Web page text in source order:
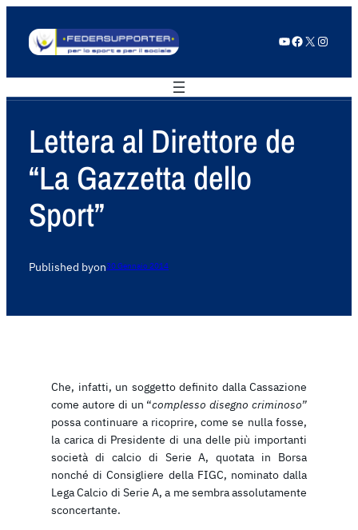
YouTube Facebook X Instagram
Lettera al Direttore de
“La Gazzetta dello
Sport”
Published byon30 Gennaio 2014
Che, infatti, un soggetto definito dalla Cassazione
come autore di un “complesso disegno criminoso”
possa continuare a ricoprire, come se nulla fosse,
la carica di Presidente di una delle più importanti
società di calcio di Serie A, quotata in Borsa
nonché di Consigliere della FIGC, nominato dalla
Lega Calcio di Serie A, a me sembra assolutamente
sconcertante.